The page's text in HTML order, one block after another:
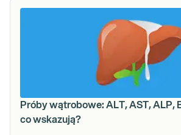
Próby wątrobowe: ALT, AST, ALP,
co wskazują?